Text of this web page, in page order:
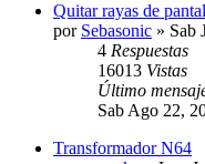
Quitar rayas de
por Sebasonic » Sab
4 Respuestas
16013 Vistas
Último
Sab Ago 22,
Transformador N64